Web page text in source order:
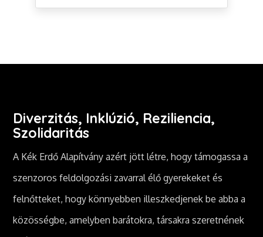
Diverzitás, Inklúzió, Reziliencia,
Szolidaritás
A Kék Erdő Alapítvány azért jött létre, hogy támogassa a
szenzoros feldolgozási zavarral élő gyerekeket és
felnőtteket, hogy könnyebben illeszkedjenek be abba a
közösségbe, amelyben barátokra, társakra szeretnének